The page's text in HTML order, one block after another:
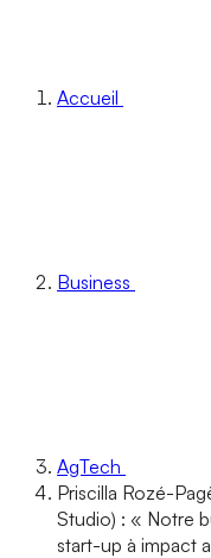
Accueil
Business
AgTech
Priscilla Rozé-
Studio) : « Notre
start-up à impact